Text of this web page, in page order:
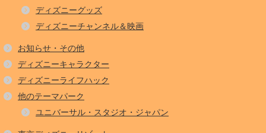
ディズニーグッズ
ディズニーチャンネル＆映画
お知らせ・その他
ディズニーキャラクター
ディズニーライフハック
他のテーマパーク
ユニバーサル・スタジオ・ジャパン